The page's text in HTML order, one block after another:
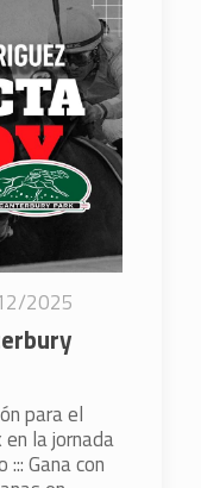
2025
para el
la jornada
Gana con